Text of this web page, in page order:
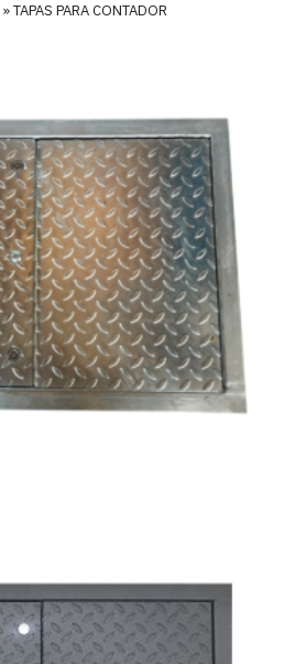
»TAPAS PARA CONTADOR